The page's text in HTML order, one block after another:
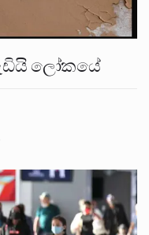
ලෝකයේ